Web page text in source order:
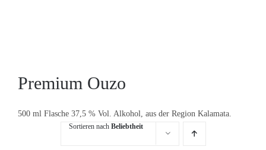
Premium Ouzo
500 ml Flasche 37,5 % Vol. Alkohol, aus der Region Kalamata.
Sortieren nach Beliebtheit